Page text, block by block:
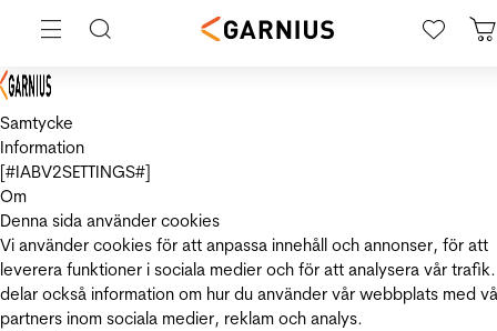
Samtycke
Information
[#IABV2SETTINGS#]
Om
Denna sida använder cookies
Vi använder cookies för att anpassa innehåll och annonser, för att
leverera funktioner i sociala medier och för att analysera vår
delar också information om hur du använder vår webbplats med
partners inom sociala medier, reklam och analys.